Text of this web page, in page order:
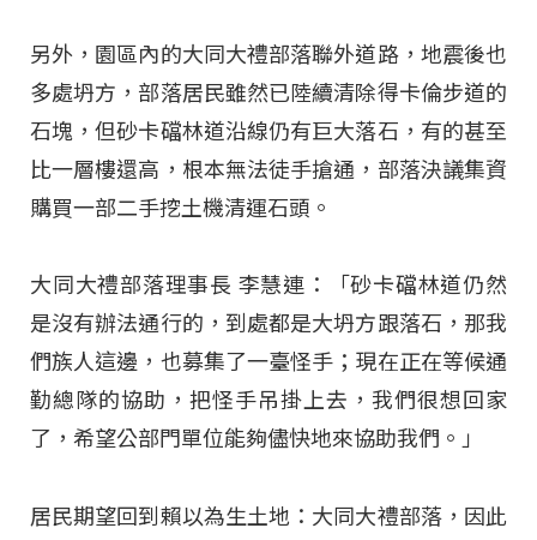
另外，園區內的大同大禮部落聯外道路，地震後也
多處坍方，部落居民雖然已陸續清除得卡倫步道的
石塊，但砂卡礑林道沿線仍有巨大落石，有的甚至
比一層樓還高，根本無法徒手搶通，部落決議集資
購買一部二手挖土機清運石頭。
大同大禮部落理事長 李慧連：「砂卡礑林道仍然
是沒有辦法通行的，到處都是大坍方跟落石，那我
們族人這邊，也募集了一臺怪手；現在正在等候通
勤總隊的協助，把怪手吊掛上去，我們很想回家
了，希望公部門單位能夠儘快地來協助我們。」
居民期望回到賴以為生土地：大同大禮部落，因此